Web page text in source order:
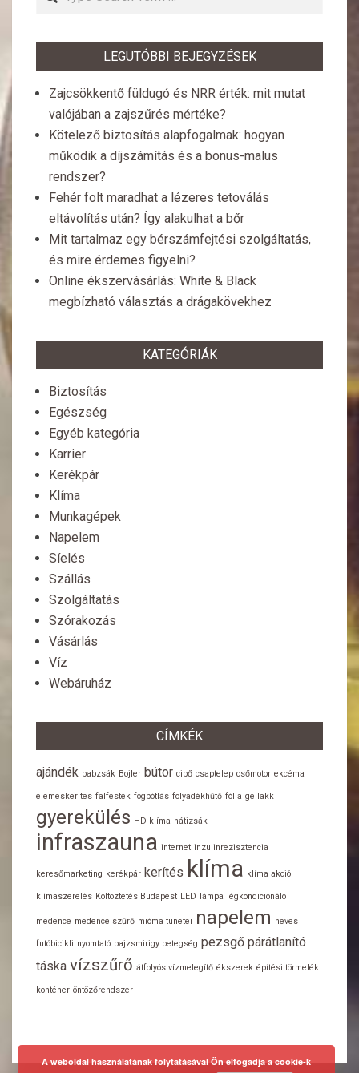
LEGUTÓBBI BEJEGYZÉSEK
Zajcsökkentő füldugó és NRR érték: mit mutat
valójában a zajszűrés mértéke?
Kötelező biztosítás alapfogalmak: hogyan
működik a díjszámítás és a bonus-malus
rendszer?
Fehér folt maradhat a lézeres tetoválás
eltávolítás után? Így alakulhat a bőr
Mit tartalmaz egy bérszámfejtési szolgáltatás,
és mire érdemes figyelni?
Online ékszervásárlás: White & Black
megbízható választás a drágakövekhez
KATEGÓRIÁK
Biztosítás
Egészség
Egyéb kategória
Karrier
Kerékpár
Klíma
Munkagépek
Napelem
Síelés
Szállás
Szolgáltatás
Szórakozás
Vásárlás
Víz
Webáruház
CÍMKÉK
ajándék babzsák Bojler bútor cipő csaptelep csőmotor ekcéma
elemeskerites falfesték fogpótlás folyadékhűtő fólia gellakk
gyerekülés HD klíma hátizsák
infraszauna internet inzulinrezisztencia
keresőmarketing kerékpár kerítés klíma klíma akció
klímaszerelés Költöztetés Budapest LED lámpa légkondicionáló
medence medence szűrő mióma tünetei napelem neves
futóbicikli nyomtató pajzsmirigy betegség pezsgő párátlanító
táska vízszűrő átfolyós vízmelegítő ékszerek építési törmelék
konténer öntözőrendszer
A weboldal használatának folytatásával Ön elfogadja a cookie-k